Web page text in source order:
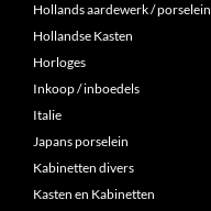
Hollands aardewerk / porselein
Hollandse Kasten
Horloges
Inkoop / inboedels
Italie
Japans porselein
Kabinetten divers
Kasten en Kabinetten